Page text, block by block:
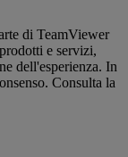
di TeamViewer
e servizi,
dell'esperienza. In
Consulta la